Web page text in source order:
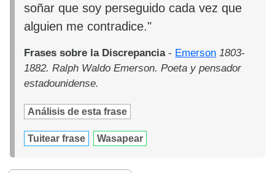
soñar que soy perseguido cada vez que
alguien me contradice."
Frases sobre la Discrepancia- Emerson 1803-
1882. Ralph Waldo Emerson. Poeta y pensador
estadounidense.
Análisis de esta frase
Tuitear frase Wasapear